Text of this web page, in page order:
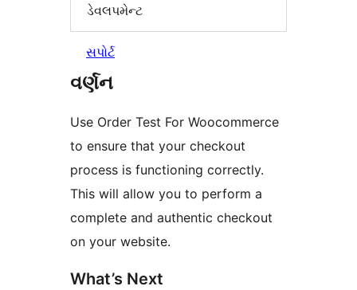
ડેવલપમેન્ટ
સપોર્ટ
વર્ણન
Use Order Test For Woocommerce
to ensure that your checkout
process is functioning correctly.
This will allow you to perform a
complete and authentic checkout
on your website.
What’s Next